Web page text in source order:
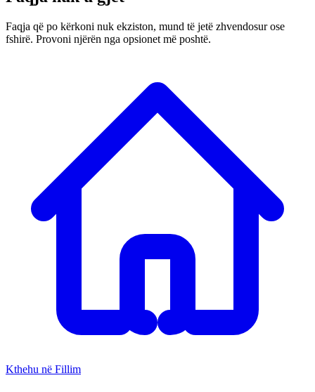
Faqja që po kërkoni nuk ekziston, mund të jetë zhvendosur ose
fshirë. Provoni njërën nga opsionet më poshtë.
Kthehu në Fillim